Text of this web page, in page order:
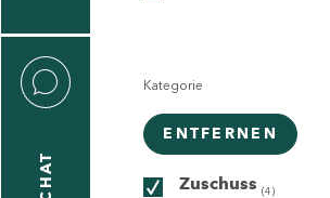
CHAT
Kategorie
ENTFERNEN
Zuschuss (4)